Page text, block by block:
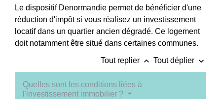
Le dispositif Denormandie permet de bénéficier d'une
réduction d'impôt si vous réalisez un investissement
locatif dans un quartier ancien dégradé. Ce logement
doit notamment être situé dans certaines communes.
Tout replier keyboard_arrow_up Tout déplier keyboard_arrow_down
Quelles sont les conditions liées à
l'investissement immobilier ?